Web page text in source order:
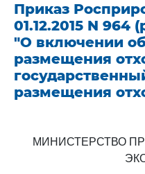
Приказ
01.12.2015 N 964
"О включении
размещения
размещения
МИНИСТЕРСТВО